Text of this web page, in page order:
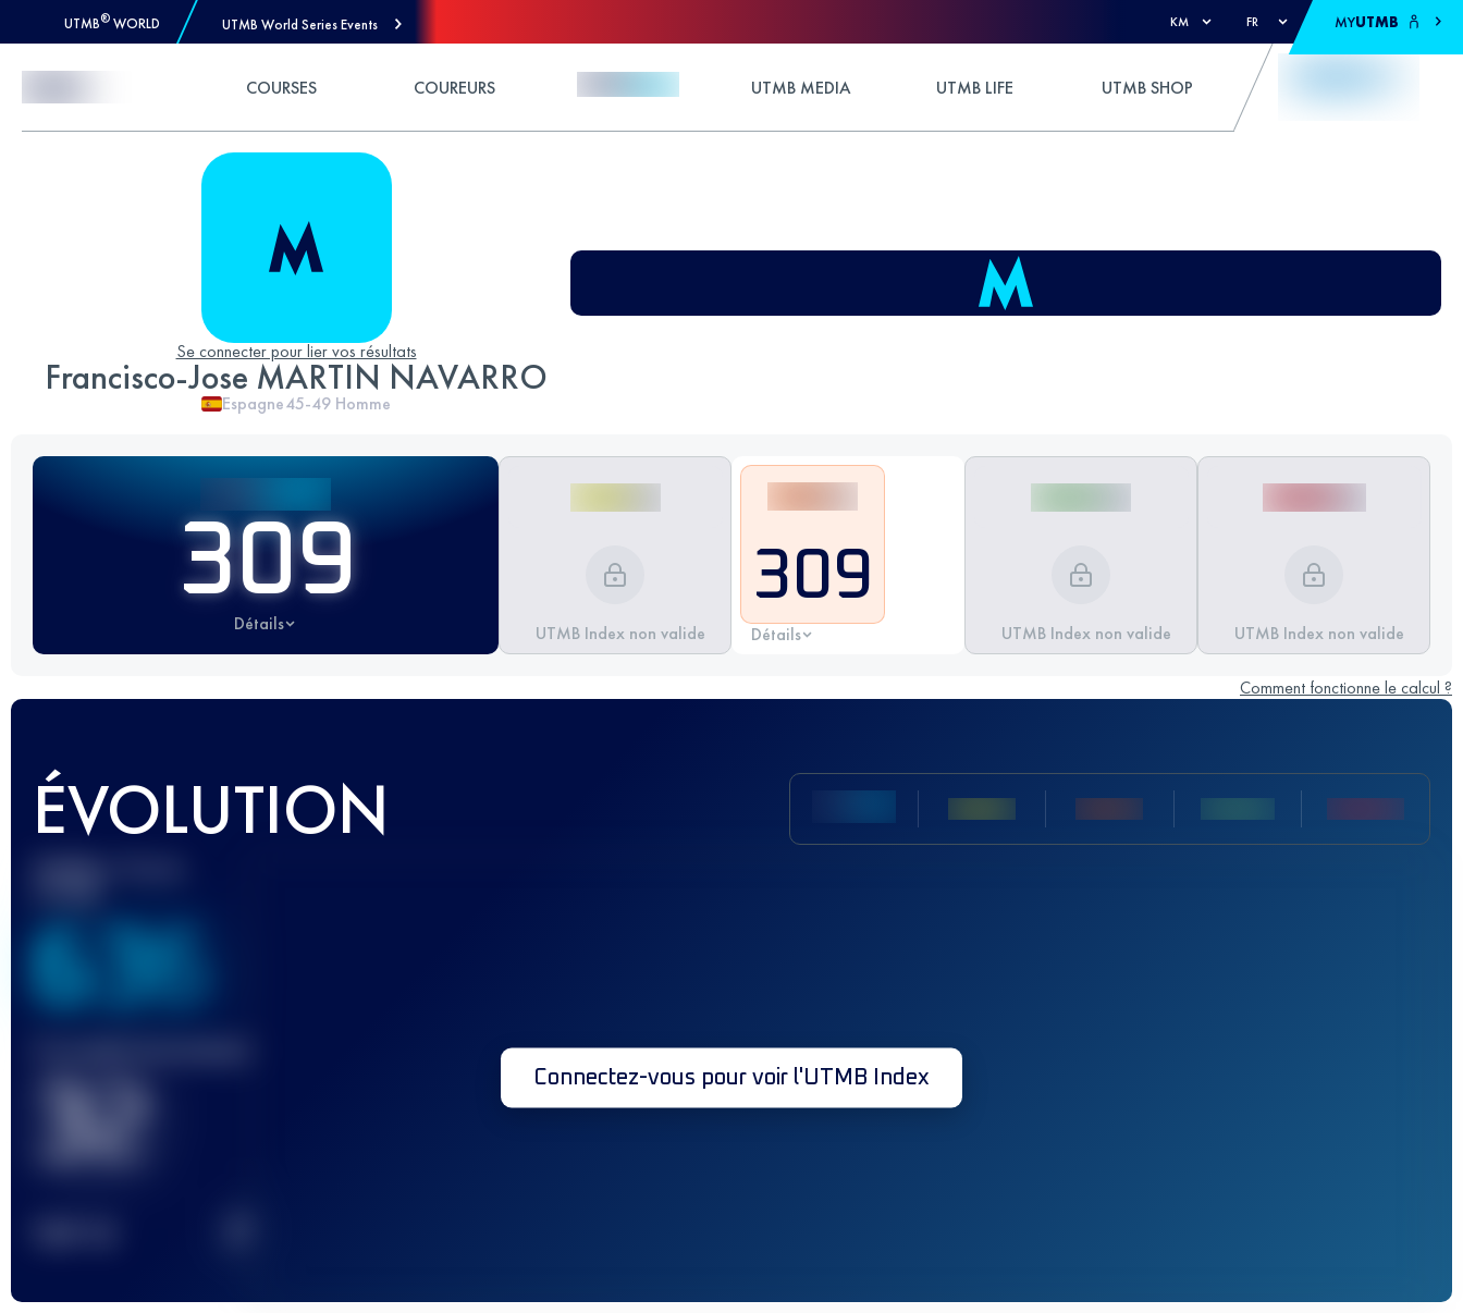
UTMB® WORLD UTMB World Series Events KM FR MYUTMB
COURSES COUREURS UTMB MEDIA UTMB LIFE UTMB SHOP
Se connecter pour lier vos résultats
Francisco-Jose MARTIN NAVARRO
Espagne45-49 Homme
309
Détails UTMB Index non valide
309
Détails UTMB Index non valide UTMB Index non valide
Comment fonctionne le calcul ?
ÉVOLUTION
Meilleur Score
636
32 Connectez-vous pour voir l'UTMB Index